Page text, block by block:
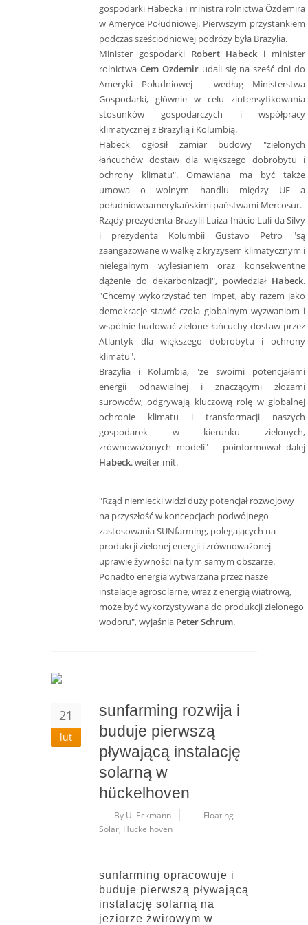
gospodarki Habecka i ministra rolnictwa Özdemira
w Ameryce Południowej. Pierwszym przystankiem
podczas sześciodniowej podróży była Brazylia.
Minister gospodarki Robert Habeck i minister
rolnictwa Cem Özdemirudali się na sześć dni do
Ameryki Południowej - według Ministerstwa
Gospodarki, głównie w celu zintensyfikowania
stosunków gospodarczych i współpracy
klimatycznej z Brazylią i Kolumbią.
Habeck ogłosił zamiar budowy "zielonych
łańcuchów dostaw dla większego dobrobytu i
ochrony klimatu". Omawiana ma być także
umowa o wolnym handlu między UE a
południowoamerykańskimi państwami Mercosur.
Rządy prezydenta Brazylii Luiza Inácio Luli da Silvy
i prezydenta Kolumbii Gustavo Petro "są
zaangażowane w walkę z kryzysem klimatycznym i
nielegalnym wylesianiem oraz konsekwentne
dążenie do dekarbonizacji", powiedział Habeck.
"Chcemy wykorzystać ten impet, aby razem jako
demokracje stawić czoła globalnym wyzwaniom i
wspólnie budować zielone łańcuchy dostaw przez
Atlantyk dla większego dobrobytu i ochrony
klimatu".
Brazylia i Kolumbia, "ze swoimi potencjałami
energii odnawialnej i znaczącymi złożami
surowców, odgrywają kluczową rolę w globalnej
ochronie klimatu i transformacji naszych
gospodarek w kierunku zielonych,
zrównoważonych modeli" - poinformował dalej
Habeck. weiter mit.
"Rząd niemiecki widzi duży potencjał rozwojowy
na przyszłość w koncepcjach podwójnego
zastosowania SUNfarming, polegających na
produkcji zielonej energii i zrównoważonej
uprawie żywności na tym samym obszarze.
Ponadto energia wytwarzana przez nasze
instalacje agrosolarne, wraz z energią wiatrową,
może być wykorzystywana do produkcji zielonego
wodoru", wyjaśnia Peter Schrum.
21
lut
sunfarming rozwija i
buduje pierwszą
pływającą instalację
solarną w
hückelhoven
By U. Eckmann
Floating
Solar, Hückelhoven
sunfarming opracowuje i
buduje pierwszą pływającą
instalację solarną na
jeziorze żwirowym w